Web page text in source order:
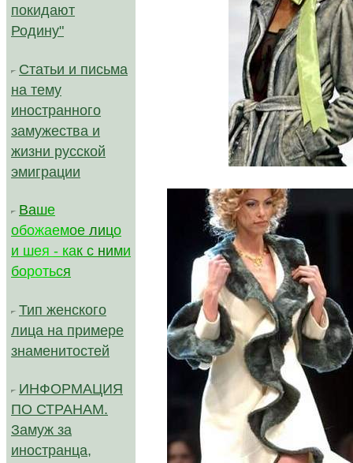
покидают
Родину"
Статьи и письма
на тему
иностранного
замужества и
жизни русской
эмиграции
Ваше
обожаемое лицо
и шея - как с ними
бороться
Тип женского
лица на примере
знаменитостей
ИНФОРМАЦИЯ
ПО СТРАНАМ.
Замуж за
иностранца,